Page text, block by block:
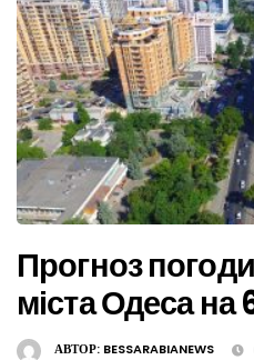
Прогноз
міста Одеса на
АВТОР: BESSARABIANEWS